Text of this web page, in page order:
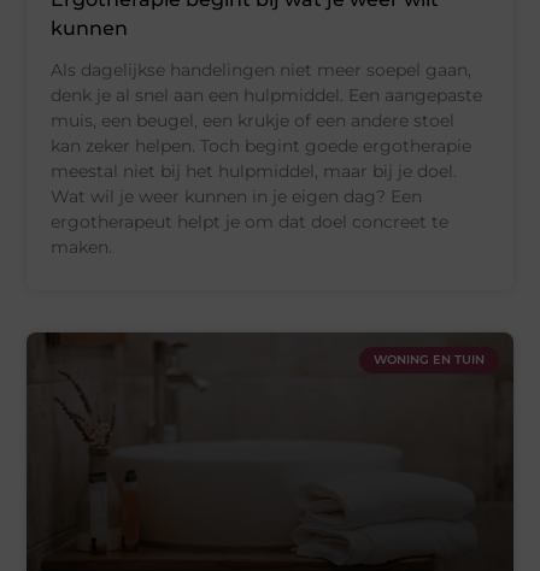
kunnen
Als dagelijkse handelingen niet meer soepel gaan,
denk je al snel aan een hulpmiddel. Een aangepaste
muis, een beugel, een krukje of een andere stoel
kan zeker helpen. Toch begint goede ergotherapie
meestal niet bij het hulpmiddel, maar bij je doel.
Wat wil je weer kunnen in je eigen dag? Een
ergotherapeut helpt je om dat doel concreet te
maken.
WONING EN TUIN